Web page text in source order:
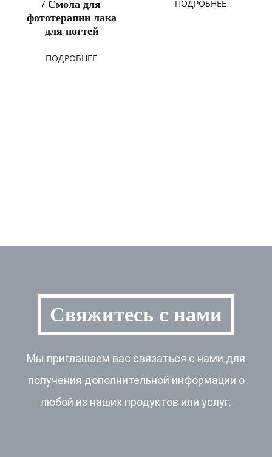
/ Смола для
фототерапии лака
для ногтей
ПОДРОБНЕЕ
ПОДРОБНЕЕ
Свяжитесь с нами
Мы приглашаем вас связаться с нами для
получения дополнительной информации о
любой из наших продуктов или услуг.